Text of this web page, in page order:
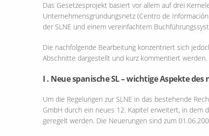
Das Gesetzesprojekt basiert vor allem auf drei
Unternehmensgründungsnetz (Centro de
der SLNE und einem vereinfachtem
Die nachfolgende Bearbeitung konzentriert sich
Abschnitte dargestellt und kurz kommentiert werden.
I . Neue spanische SL – wichtige Aspekte
Um die Regelungen zur SLNE in das bestehende
GmbH durch ein neues 12. Kapitel erweitert, in dem
geregelt werden. Die Neuerungen sind zum